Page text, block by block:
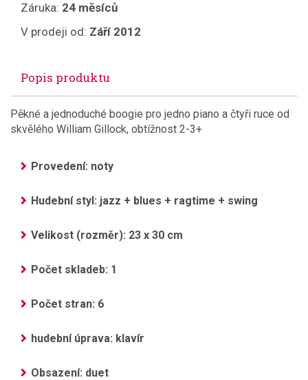
Záruka: 24 měsíců
V prodeji od: Září 2012
Popis produktu
Pěkné a jednoduché boogie pro jedno piano a čtyři ruce od
skvělého William Gillock, obtížnost 2-3+
Provedení: noty
Hudební styl: jazz + blues + ragtime + swing
Velikost (rozměr): 23 x 30 cm
Počet skladeb: 1
Počet stran: 6
hudební úprava: klavír
Obsazení: duet